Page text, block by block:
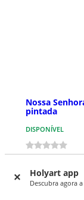
Holyart app
Descubra agora
Nossa
pintada
DISPONÍVEL
€ 42,90